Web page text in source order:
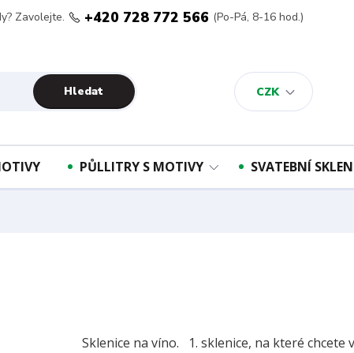
CZK
Hledat
Zavolejte. +420 728 772 566 (Po-Pá, 8-16 hod.)
PŮLLITRY S MOTIVY SVATEBNÍ
Sklenice na víno. 1. sklenice, na které chcete